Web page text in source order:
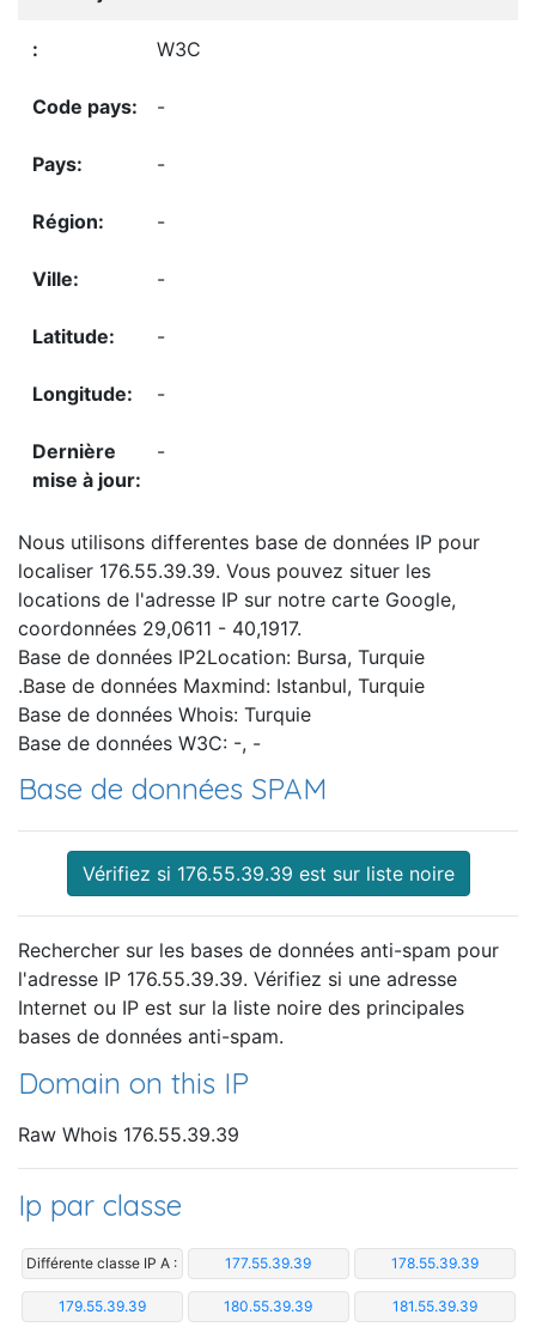
W3C
-
-
-
-
-
-
-
Nous utilisons differentes base de données IP pour
localiser 176.55.39.39. Vous pouvez situer les
locations de l'adresse IP sur notre carte Google,
coordonnées 29,0611 - 40,1917.
Base de données IP2Location: Bursa, Turquie
.Base de données Maxmind: Istanbul, Turquie
Base de données Whois: Turquie
Base de données W3C: -, -
Base de données SPAM
Vérifiez si 176.55.39.39 est sur liste noire
Rechercher sur les bases de données anti-spam pour
l'adresse IP 176.55.39.39. Vérifiez si une adresse
Internet ou IP est sur la liste noire des principales
bases de données anti-spam.
Domain on this IP
Raw Whois 176.55.39.39
Ip par classe
Différente classe IP A : 177.55.39.39 178.55.39.39
179.55.39.39 180.55.39.39 181.55.39.39